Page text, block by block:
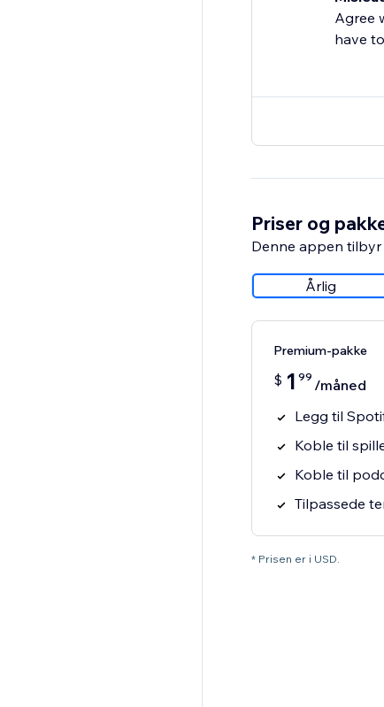
Agree
have
Priser og
Denne appen
Årlig
Premium-pakke
$ 1 99 /måned
Legg til
Koble til
Koble til
Tilpassede
* Prisen er i USD.